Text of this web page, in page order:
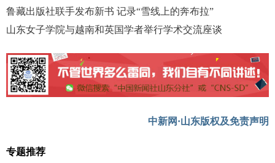
鲁藏出版社联手发布新书 记录“雪线上的奔布拉”
山东女子学院与越南和英国学者举行学术交流座谈
中新网·山东版权及免责声明
专题推荐